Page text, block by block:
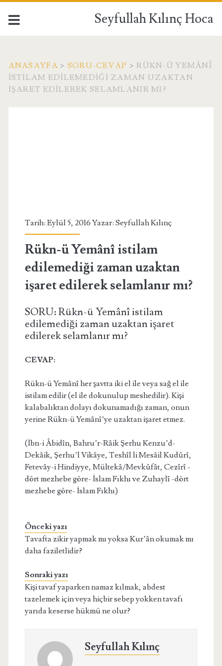
Seyfullah Kılınç Hoca
ANASAYFA > SORU-CEVAP >RÜKN-Ü YEMÂNÎ
ISTILAM EDILEMEDIĞI ZAMAN UZAKTAN
IŞARET EDILEREK SELAMLANIR MI?
Tarih: Eylül 5, 2016 Yazar: Seyfullah Kılınç
Rükn-ü Yemânî istilam
edilemediği zaman uzaktan
işaret edilerek selamlanır mı?
SORU: Rükn-ü Yemânî istilam
edilemediği zaman uzaktan işaret
edilerek selamlanır mı?
CEVAP:
Rükn-ü Yemânî her şavtta iki el ile veya sağ el ile
istilam edilir (el ile dokunulup meshedilir). Kişi
kalabalıktan dolayı dokunamadığı zaman, onun
yerine Rükn-ü Yemânî’ye uzaktan işaret etmez.
(İbn-i Âbidîn, Bahru’r-Râik Şerhu Kenzu’d-
Dekâik, Şerhu’l Vikâye, Teshîl li Mesâil Kudûrî,
Fetevây-i Hindiyye, Mültekâ/Mevkûfât, Cezîrî -
dört mezhebe göre- İslam Fıkhı ve Zuhaylî -dört
mezhebe göre- İslam Fıkhı)
Önceki yazı
Tavafta zikir yapmak mı yoksa Kur’ân okumak mı
daha faziletlidir?
Sonraki yazı
Kişi tavaf yaparken namaz kılmak, abdest
tazelemek için veya hiçbir sebep yokken tavafı
yarıda keserse hükmü ne olur?
Seyfullah Kılınç